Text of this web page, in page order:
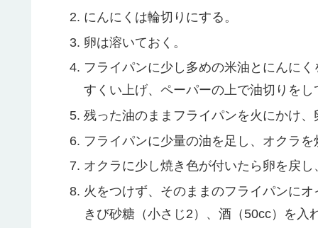
にんにくは輪切りにする。
卵は溶いておく。
フライパンに少し多めの米油とにんに
すくい上げ、ペーパーの上で油切りをし
残った油のままフライパンを火にかけ
フライパンに少量の油を足し、オクラを
オクラに少し焼き色が付いたら卵を戻
火をつけず、そのままのフライパンに
きび砂糖（小さじ2）、酒（50cc）を